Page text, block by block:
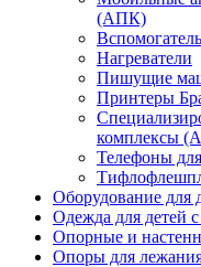
(АПК)
Нагреватели
Пишущие
Принтеры
комплексы
Телефоны
Оборудование для
Одежда для детей
Опорные и
Опоры для